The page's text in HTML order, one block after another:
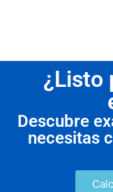
¿Listo
Descubre
necesitas